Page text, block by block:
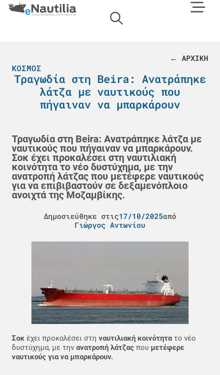
← ΑΡΧΙΚΗ
ΚΌΣΜΟΣ
Τραγωδία στη Beira: Ανατράπηκε
λάτζα με ναυτικούς που
πήγαιναν να μπαρκάρουν
Τραγωδία στη Beira: Ανατράπηκε λάτζα με
ναυτικούς που πήγαιναν να μπαρκάρουν.
Σοκ έχει προκαλέσει στη ναυτιλιακή
κοινότητα το νέο δυστύχημα, με την
ανατροπή λάτζας που μετέφερε ναυτικούς
για να επιβιβαστούν σε δεξαμενόπλοιο
ανοιχτά της Μοζαμβίκης.
Δημοσιεύθηκε στις17/10/2025από
Γιώργος Αντωνίου
Σοκ έχει προκαλέσει στη ναυτιλιακή κοινότητατο νέο
δυστύχημα, με την ανατροπή λάτζας που μετέφερε
ναυτικούς για να μπαρκάρουν.